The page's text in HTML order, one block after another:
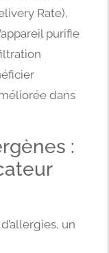
Rate),
purifie
dans
:
un